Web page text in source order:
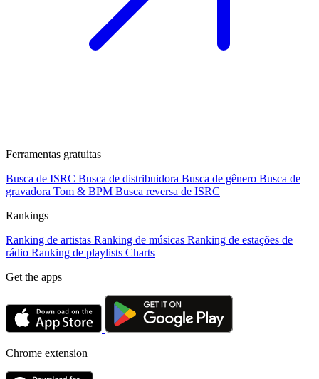
Ferramentas gratuitas
Busca de ISRC Busca de distribuidora Busca de gênero Busca de
gravadora Tom & BPM Busca reversa de ISRC
Rankings
Ranking de artistas Ranking de músicas Ranking de estações de
rádio Ranking de playlists Charts
Get the apps
Chrome extension